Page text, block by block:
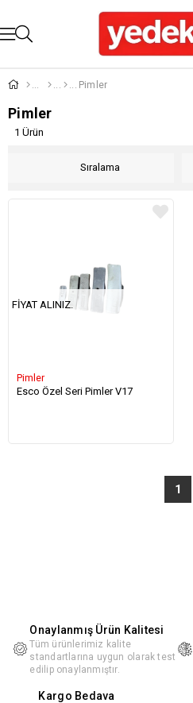
Pimler
Pimler
Sıralama
1 Ürün
Pimler
Esco Özel Seri Pimler V17
FIYAT ALINIZ.
1
Onaylanmış Ürün Kalitesi
Tüm ürünlerimiz kalite
standartlarına uygun olarak test
edilip onaylanmıştır.
Kargo Bedava